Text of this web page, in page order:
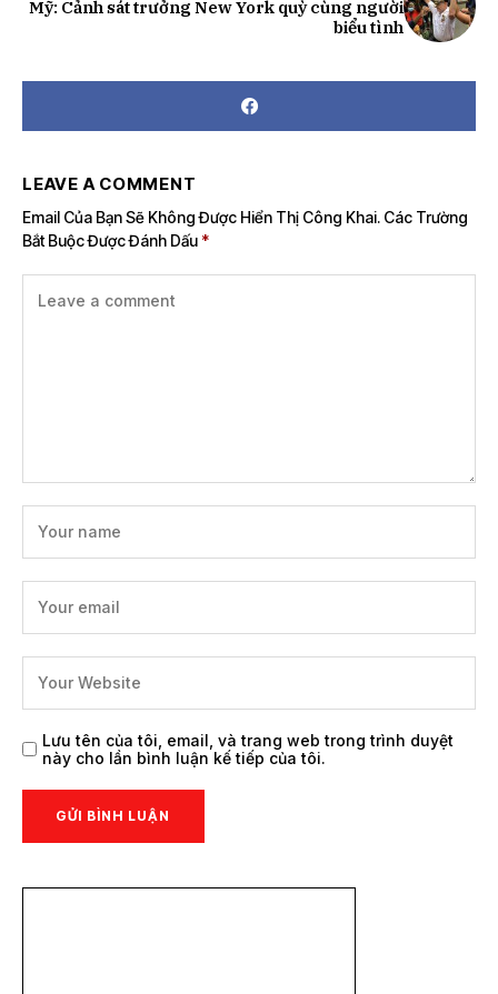
Mỹ: Cảnh sát trưởng New York quỳ cùng người
biểu tình
LEAVE A COMMENT
Email Của Bạn Sẽ Không Được Hiển Thị Công Khai. Các Trường
Bắt Buộc Được Đánh Dấu *
Lưu tên của tôi, email, và trang web trong trình duyệt
này cho lần bình luận kế tiếp của tôi.